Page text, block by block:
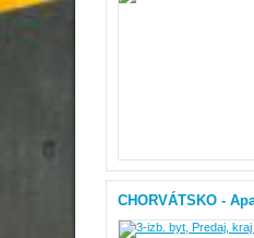
CHORVÁTSKO -